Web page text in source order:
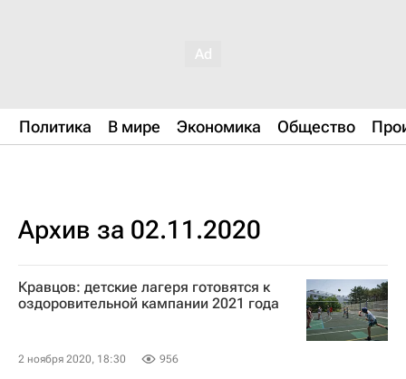
Политика В мире Экономика Общество
Архив за 02.11.2020
Кравцов: детские лагеря готовятся к
оздоровительной кампании 2021 года
2 ноября 2020, 18:30 956